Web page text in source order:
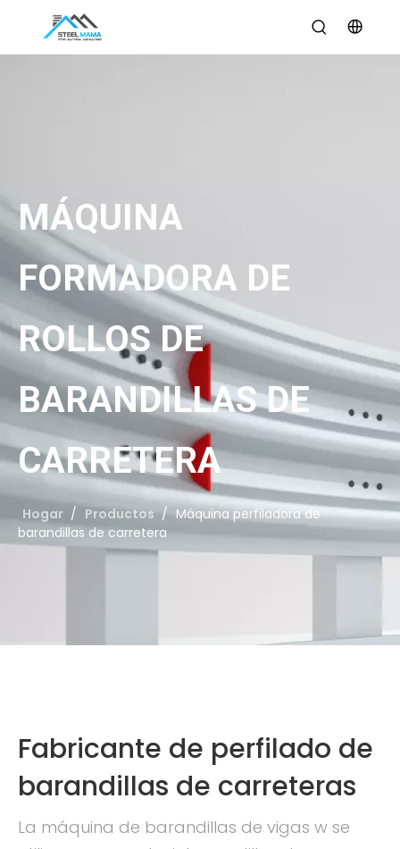
MÁQUINA
FORMADORA DE
ROLLOS DE
BARANDILLAS DE
CARRETERA
Hogar / Productos / Máquina perfiladora de
barandillas de carretera
Fabricante de perfilado de
barandillas de carreteras
La máquina de barandillas de vigas w se